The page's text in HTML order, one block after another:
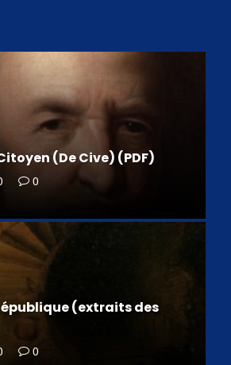
(De Cive) (PDF)
0
(extraits des
0